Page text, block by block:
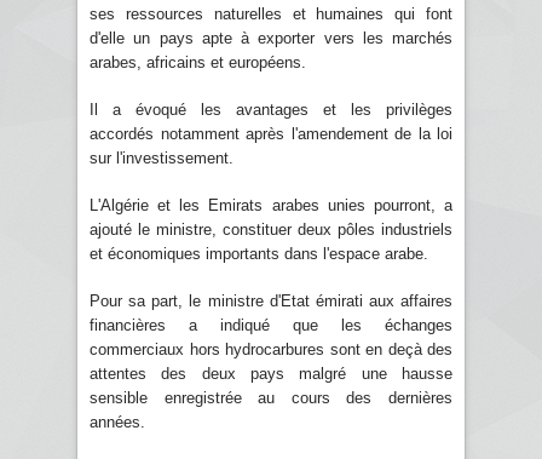
ses ressources naturelles et humaines qui font
d'elle un pays apte à exporter vers les marchés
arabes, africains et européens.
Il a évoqué les avantages et les privilèges
accordés notamment après l'amendement de la loi
sur l'investissement.
L'Algérie et les Emirats arabes unies pourront, a
ajouté le ministre, constituer deux pôles industriels
et économiques importants dans l'espace arabe.
Pour sa part, le ministre d'Etat émirati aux affaires
financières a indiqué que les échanges
commerciaux hors hydrocarbures sont en deçà des
attentes des deux pays malgré une hausse
sensible enregistrée au cours des dernières
années.